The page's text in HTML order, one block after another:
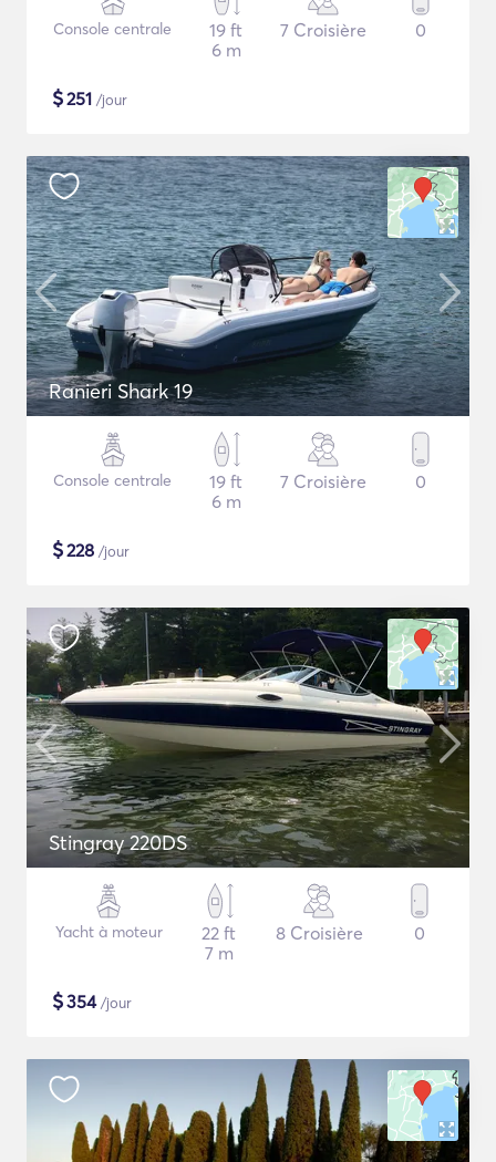
Console centrale
19 ft
6 m
7 Croisière 0
$251 /jour
Ranieri Shark 19
Console centrale
19 ft
6 m
7 Croisière 0
$228 /jour
Stingray 220DS
Yacht à moteur
22 ft
7 m
8 Croisière 0
$354/jour